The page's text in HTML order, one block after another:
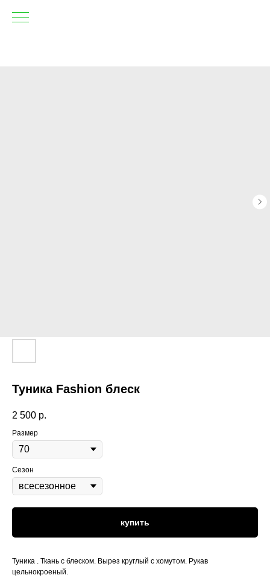
Туника Fashion блеск
2 500 р.
Размер
Сезон
купить
Туника . Ткань с блеском. Вырез круглый с хомутом. Рукав
цельнокроеный.